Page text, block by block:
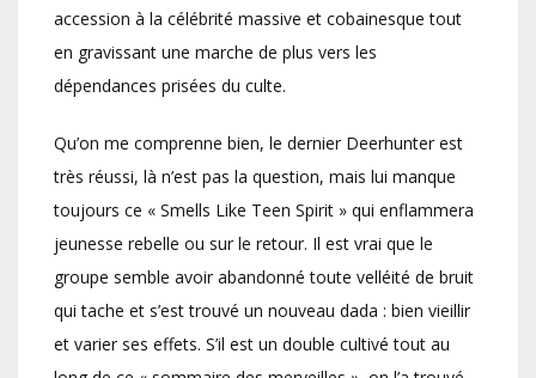
accession à la célébrité massive et cobainesque tout
en gravissant une marche de plus vers les
dépendances prisées du culte.
Qu’on me comprenne bien, le dernier Deerhunter est
très réussi, là n’est pas la question, mais lui manque
toujours ce « Smells Like Teen Spirit » qui enflammera
jeunesse rebelle ou sur le retour. Il est vrai que le
groupe semble avoir abandonné toute velléité de bruit
qui tache et s’est trouvé un nouveau dada : bien vieillir
et varier ses effets. S’il est un double cultivé tout au